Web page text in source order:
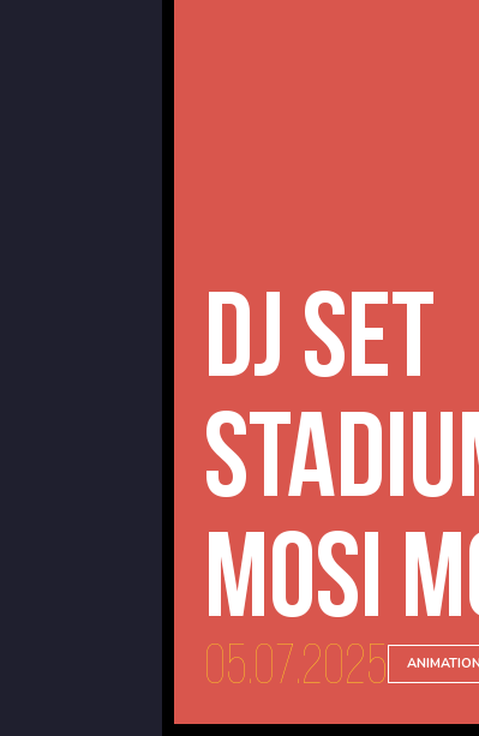
DJ Set
Mosi
05.07.2025